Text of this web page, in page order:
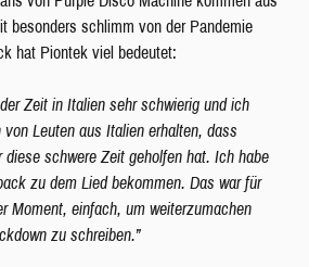
besonders schlimm von der Pandemie
hat Piontek viel bedeutet:
Zeit in Italien sehr schwierig und ich
Leuten aus Italien erhalten, dass
diese schwere Zeit geholfen hat. Ich habe
zu dem Lied bekommen. Das war für
Moment, einfach, um weiterzumachen
zu schreiben.”